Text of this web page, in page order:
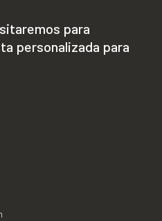
para
personalizada para